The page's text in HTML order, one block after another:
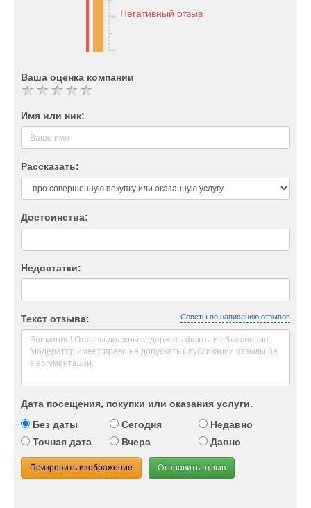
Негативный отзыв
Ваша оценка компании
Имя или ник:
Рассказать:
Достоинства:
Недостатки:
Текст отзыва: Советы по написанию отзывов
Дата посещения, покупки или оказания услуги.
Без даты
Сегодня
Недавно
Точная дата
Вчера Давно
Прикрепить изображение Отправить отзыв